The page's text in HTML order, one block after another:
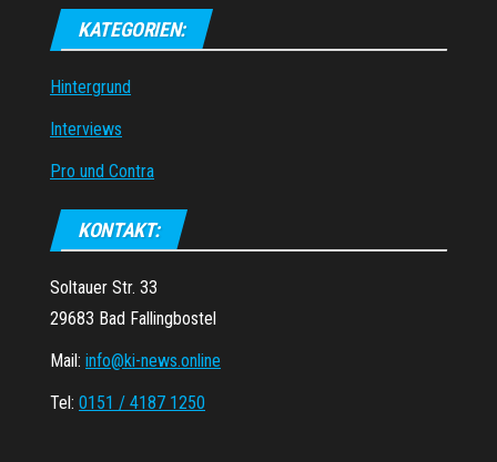
KATEGORIEN:
Hintergrund
Interviews
Pro und Contra
KONTAKT:
Soltauer Str. 33
29683 Bad Fallingbostel
Mail: info@ki-news.online
Tel: 0151 / 4187 1250